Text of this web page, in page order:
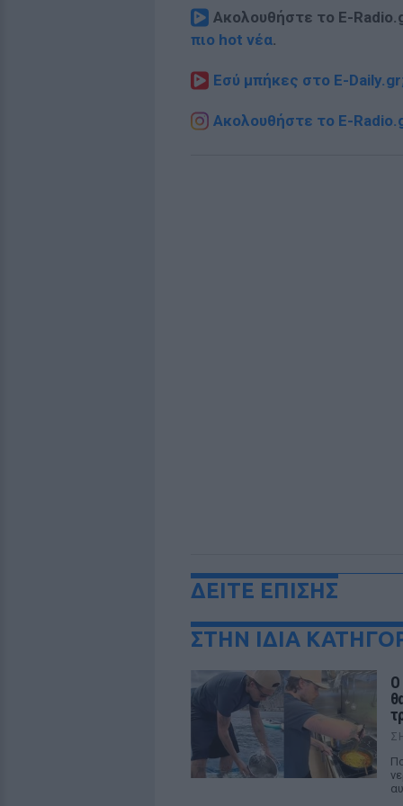
Ακολουθήστε το E-
πιο hot νέα.
Εσύ μπήκες στο E-
Ακολουθήστε το E-
ΔΕΙΤΕ ΕΠΙΣΗΣ
ΣΤΗΝ ΙΔΙΑ
Ο